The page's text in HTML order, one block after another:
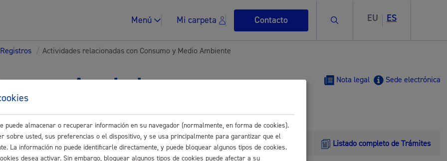
Menú Mi carpeta Contacto Buscar EU ES
Impuestos y multas
/ Actividades relacionadas con Consumo y Medio Ambiente
para Asociaciones-
Sede electrónica
Nota legal
Buscar Listado completo de Trámites
puede almacenar o recuperar información en su navegador (normalmente, en forma de cookies).
sobre usted, sus preferencias o el dispositivo, y se usa principalmente para garantizar que el
La información no puede identificarle directamente, y puede bloquear algunos tipos de cookies.
desea activar. Sin embargo, bloquear algunos tipos de cookies puede afectar a su